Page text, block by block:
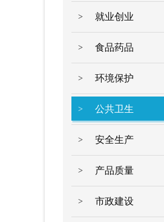
> 就业创业
> 食品药品
> 环境保护
> 公共卫生
> 安全生产
> 产品质量
> 市政建设